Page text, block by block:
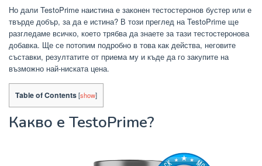
Но дали TestoPrime наистина е законен тестостеронов бустер или е
твърде добър, за да е истина? В този преглед на TestoPrime ще
разгледаме всичко, което трябва да знаете за тази тестостеронова
добавка. Ще се потопим подробно в това как действа, неговите
съставки, резултатите от приема му и къде да го закупите на
възможно най-ниската цена.
Table of Contents[show]
Какво е TestoPrime?